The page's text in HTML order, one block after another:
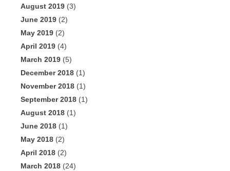
August 2019 (3)
June 2019 (2)
May 2019 (2)
April 2019 (4)
March 2019 (5)
December 2018 (1)
November 2018 (1)
September 2018 (1)
August 2018 (1)
June 2018 (1)
May 2018 (2)
April 2018 (2)
March 2018 (24)